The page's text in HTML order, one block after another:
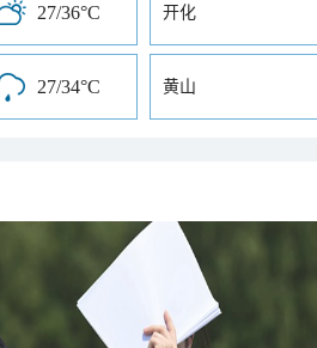
27/36°C 开化
27/34°C 黄山